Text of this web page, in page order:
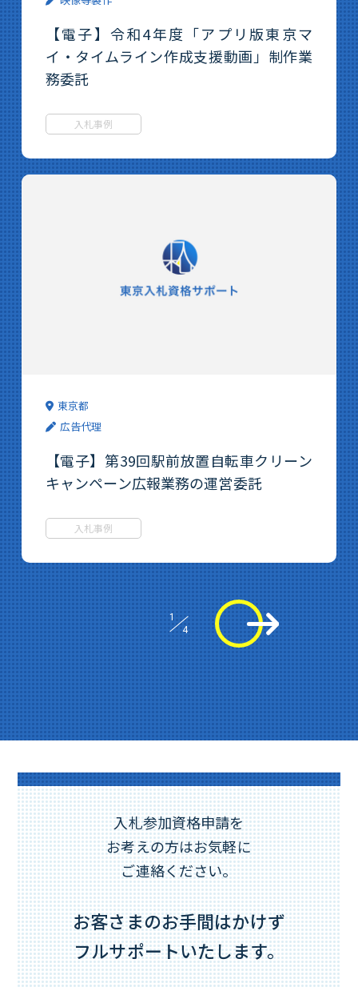
【電子】令和4年度「アプリ版東京マ
イ・タイムライン作成支援動画」制作業
務委託
入札事例
東京都
広告代理
【電子】第39回駅前放置自転車クリーン
キャンペーン広報業務の運営委託
入札事例
1
4
入札参加資格申請を
お考えの方はお気軽に
ご連絡ください。
お客さまのお手間はかけず
フルサポートいたします。